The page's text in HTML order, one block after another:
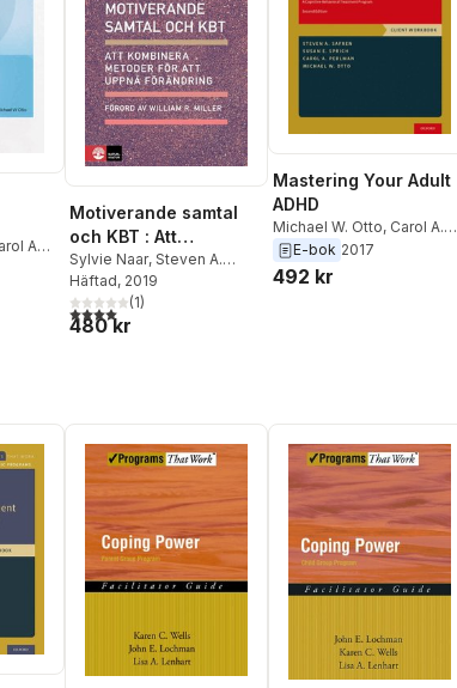
A
antal röster:
Motiverande samtal
och KBT : Att
kombinera metoder
för att uppnå
förändring
Sylvie Naar, Steven A.
Safren
Häftad, 2019
4,0utav 5 stjärnor. Totalt antal röster:
(1)
480 kr
Mastering Your Adult
ADHD
Michael W. Otto, Carol A.
Perlman, Susan E. Sprich
Steven A. Safren
E-bok 2017
492 kr